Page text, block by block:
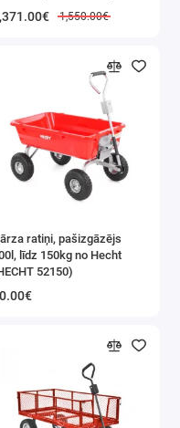
50 / 100 / 300
diapazons: 8%
(LEL)
+ katalītiskie
100–240 V / 50
5 W
~ +55°C; mitrums
1,550.00€
ratiņi, pašizgāzējs
līdz 150kg no Hecht
52150)